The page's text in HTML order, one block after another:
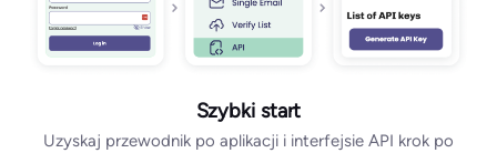
Szybki start
Uzyskaj przewodnik po aplikacji i interfejsie API krok po